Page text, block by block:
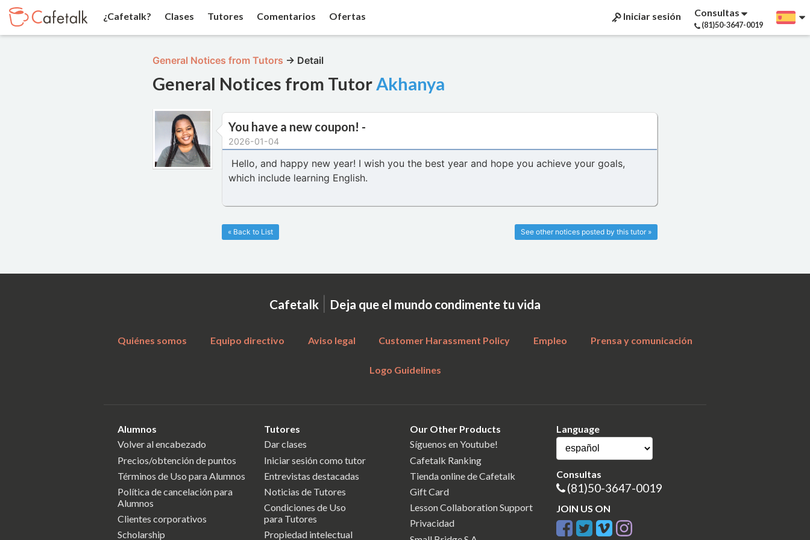
¿Cafetalk? Clases Tutores Comentarios Ofertas Iniciar sesión Consultas
(81)50-3647-0019
General Notices from Tutors → Detail
General Notices from TutorAkhanya
You have a new coupon! -
2026-01-04
Hello, and happy new year! I wish you the best year and hope you achieve your goals,
which include learning English.
See other notices posted by this tutor »
« Back to List
Cafetalk | Deja que el mundo condimente tu vida
Quiénes somos Equipo directivo Aviso legal Customer Harassment Policy Empleo Prensa y comunicación
Logo Guidelines
Alumnos
Volver al encabezado
Precios/obtención de puntos
Términos de Uso para Alumnos
Política de cancelación para
Alumnos
Clientes corporativos
Scholarship
Tutores
Dar clases
Iniciar sesión como tutor
Entrevistas destacadas
Noticias de Tutores
Condiciones de Uso
para Tutores
Propiedad intelectual
Our Other Products
Síguenos en Youtube!
Cafetalk Ranking
Tienda online de Cafetalk
Gift Card
Lesson Collaboration Support
Privacidad
Language
Consultas
(81)50-3647-0019
JOIN US ON